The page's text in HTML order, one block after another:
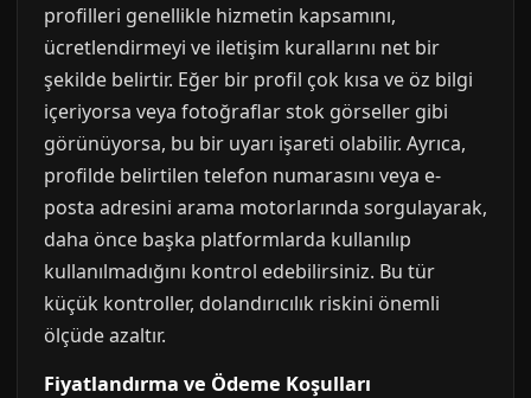
profilleri genellikle hizmetin kapsamını,
ücretlendirmeyi ve iletişim kurallarını net bir
şekilde belirtir. Eğer bir profil çok kısa ve öz bilgi
içeriyorsa veya fotoğraflar stok görseller gibi
görünüyorsa, bu bir uyarı işareti olabilir. Ayrıca,
profilde belirtilen telefon numarasını veya e-
posta adresini arama motorlarında sorgulayarak,
daha önce başka platformlarda kullanılıp
kullanılmadığını kontrol edebilirsiniz. Bu tür
küçük kontroller, dolandırıcılık riskini önemli
ölçüde azaltır.
Fiyatlandırma ve Ödeme Koşulları